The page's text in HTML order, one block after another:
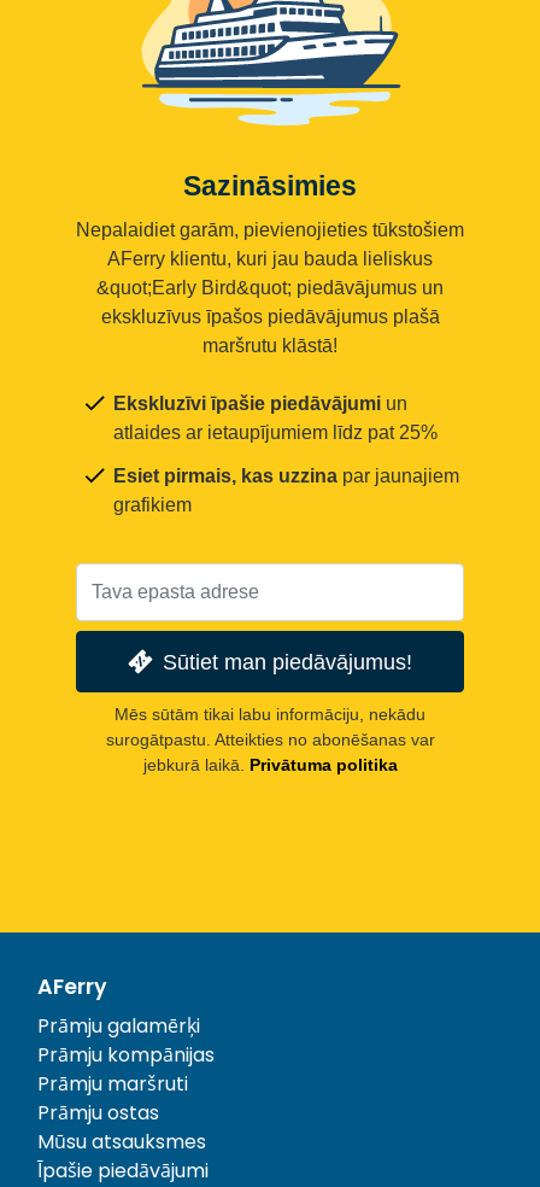
Sazināsimies
Nepalaidiet garām, pievienojieties tūkstošiem
AFerry klientu, kuri jau bauda lieliskus
&quot;Early Bird&quot; piedāvājumus un
ekskluzīvus īpašos piedāvājumus plašā
maršrutu klāstā!
Ekskluzīvi īpašie piedāvājumi un
atlaides ar ietaupījumiem līdz pat 25%
Esiet pirmais, kas uzzina par jaunajiem
grafikiem
Sūtiet man piedāvājumus!
Mēs sūtām tikai labu informāciju, nekādu
surogātpastu. Atteikties no abonēšanas var
jebkurā laikā. Privātuma politika
AFerry
Prāmju galamērķi
Prāmju kompānijas
Prāmju maršruti
Prāmju ostas
Mūsu atsauksmes
Īpašie piedāvājumi